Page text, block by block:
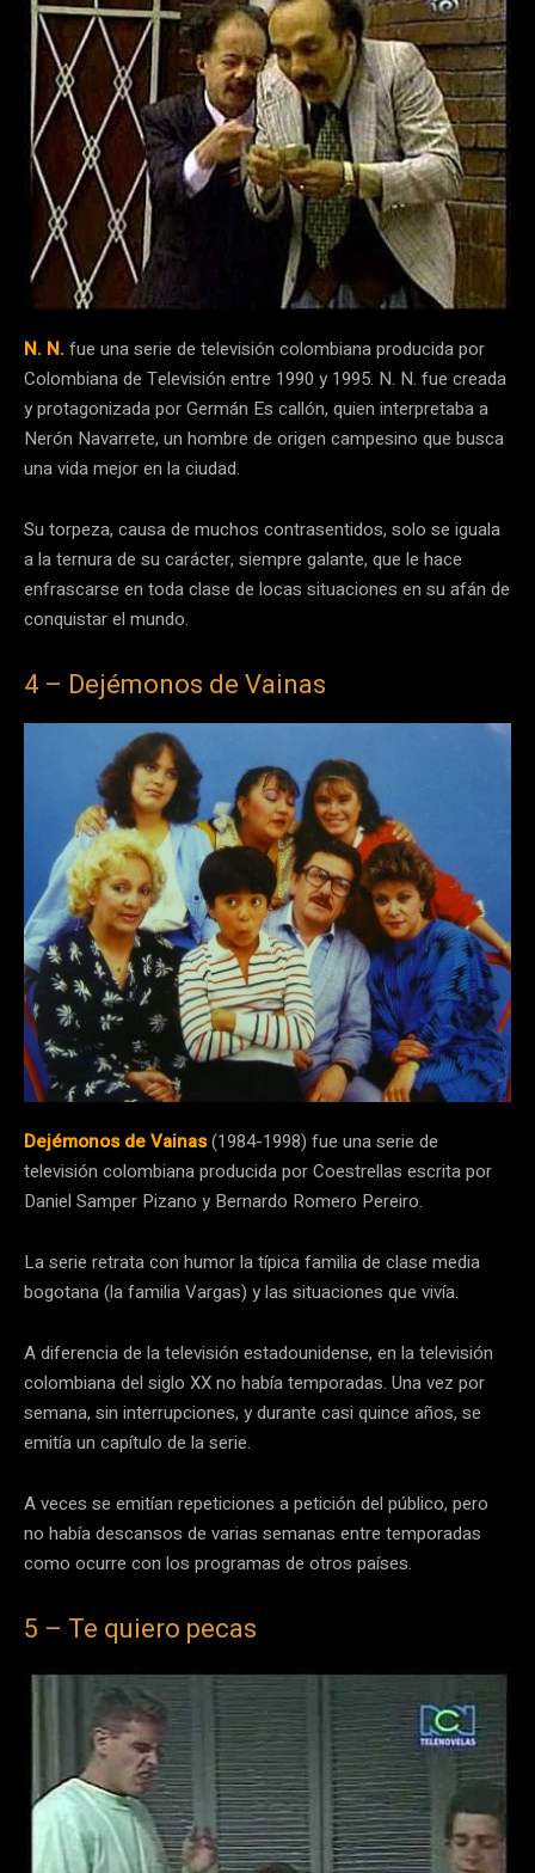
N. N. fue una serie de televisión colombiana producida por
Colombiana de Televisión entre 1990 y 1995. N. N. fue creada
y protagonizada por Germán Es callón, quien interpretaba a
Nerón Navarrete, un hombre de origen campesino que busca
una vida mejor en la ciudad.
Su torpeza, causa de muchos contrasentidos, solo se iguala
a la ternura de su carácter, siempre galante, que le hace
enfrascarse en toda clase de locas situaciones en su afán de
conquistar el mundo.
4 – Dejémonos de Vainas
Dejémonos de Vainas(1984-1998) fue una serie de
televisión colombiana producida por Coestrellas escrita por
Daniel Samper Pizano y Bernardo Romero Pereiro.
La serie retrata con humor la típica familia de clase media
bogotana (la familia Vargas) y las situaciones que vivía.
A diferencia de la televisión estadounidense, en la televisión
colombiana del siglo XX no había temporadas. Una vez por
semana, sin interrupciones, y durante casi quince años, se
emitía un capítulo de la serie.
A veces se emitían repeticiones a petición del público, pero
no había descansos de varias semanas entre temporadas
como ocurre con los programas de otros países.
5 – Te quiero pecas